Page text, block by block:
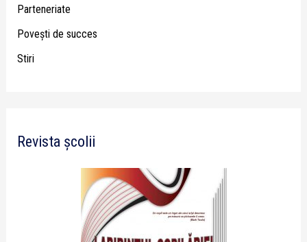
Parteneriate
Poveşti de succes
Stiri
Revista școlii